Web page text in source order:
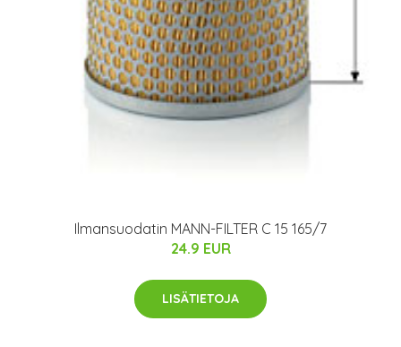
Ilmansuodatin MANN-FILTER C 15 165/7
24.9 EUR
LISÄTIETOJA